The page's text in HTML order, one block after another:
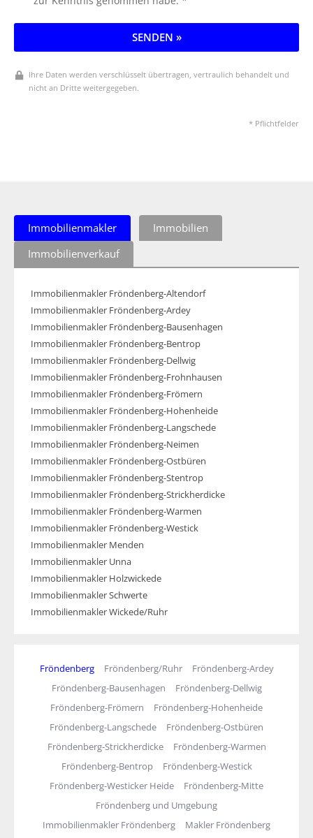
SENDEN »
Ihre Daten werden verschlüsselt übertragen, vertraulich behandelt und
nicht an Dritte weitergegeben.
* Pflichtfelder
Immobilienmakler
Immobilien
Immobilienverkauf
Immobilienmakler Fröndenberg-Altendorf
Immobilienmakler Fröndenberg-Ardey
Immobilienmakler Fröndenberg-Bausenhagen
Immobilienmakler Fröndenberg-Bentrop
Immobilienmakler Fröndenberg-Dellwig
Immobilienmakler Fröndenberg-Frohnhausen
Immobilienmakler Fröndenberg-Frömern
Immobilienmakler Fröndenberg-Hohenheide
Immobilienmakler Fröndenberg-Langschede
Immobilienmakler Fröndenberg-Neimen
Immobilienmakler Fröndenberg-Ostbüren
Immobilienmakler Fröndenberg-Stentrop
Immobilienmakler Fröndenberg-Strickherdicke
Immobilienmakler Fröndenberg-Warmen
Immobilienmakler Fröndenberg-Westick
Immobilienmakler Menden
Immobilienmakler Unna
Immobilienmakler Holzwickede
Immobilienmakler Schwerte
Immobilienmakler Wickede/Ruhr
Fröndenberg Fröndenberg/Ruhr
Fröndenberg-Ardey
Fröndenberg-Bausenhagen
Fröndenberg-Dellwig
Fröndenberg-Frömern
Fröndenberg-Hohenheide
Fröndenberg-Langschede
Fröndenberg-Ostbüren
Fröndenberg-Strickherdicke
Fröndenberg-Warmen
Fröndenberg-Bentrop
Fröndenberg-Westick
Fröndenberg-Westicker Heide
Fröndenberg-Mitte
Fröndenberg und Umgebung
Immobilienmakler Fröndenberg
Makler Fröndenberg